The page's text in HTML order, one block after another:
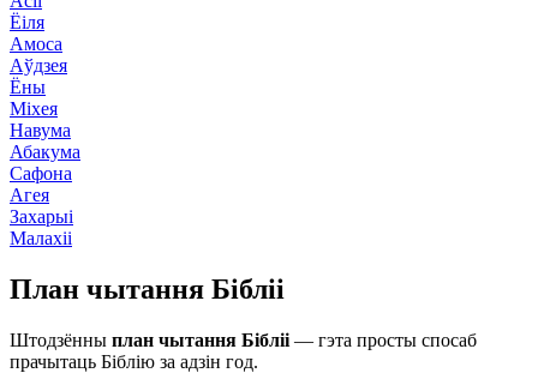
Ёіля
Амоса
Аўдзея
Ёны
Міхея
Навума
Абакума
Сафона
Агея
Захарыі
Малахіі
План чытання Бібліі
Штодзённы план чытання Бібліі — гэта просты спосаб
прачытаць Біблію за адзін год.